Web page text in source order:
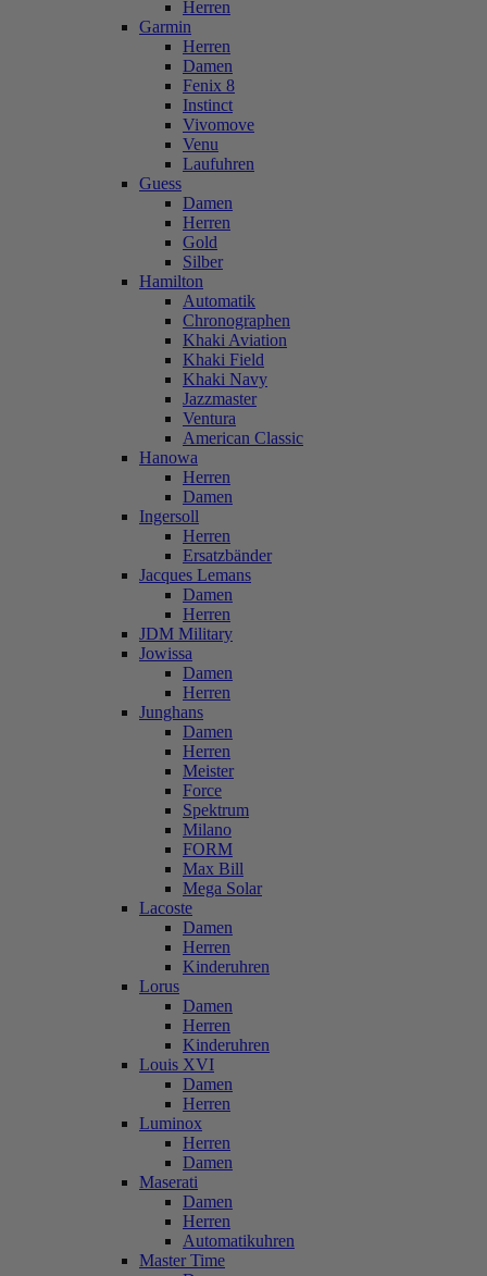
Herren
Garmin
Herren
Damen
Fenix 8
Instinct
Vivomove
Venu
Laufuhren
Guess
Damen
Herren
Gold
Silber
Hamilton
Automatik
Chronographen
Khaki Aviation
Khaki Field
Khaki Navy
Jazzmaster
Ventura
American Classic
Hanowa
Herren
Damen
Ingersoll
Herren
Ersatzbänder
Jacques Lemans
Damen
Herren
JDM Military
Jowissa
Damen
Herren
Junghans
Damen
Herren
Meister
Force
Spektrum
Milano
FORM
Max Bill
Mega Solar
Lacoste
Damen
Herren
Kinderuhren
Lorus
Damen
Herren
Kinderuhren
Louis XVI
Damen
Herren
Luminox
Herren
Damen
Maserati
Damen
Herren
Automatikuhren
Master Time